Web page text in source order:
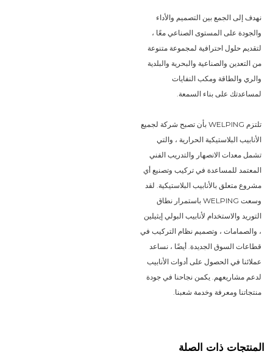
لمساعدتك على بناء السمعة.
منتجاتنا ومعرفة وخدمة شعبنا.
المنتجات ذات الصلة